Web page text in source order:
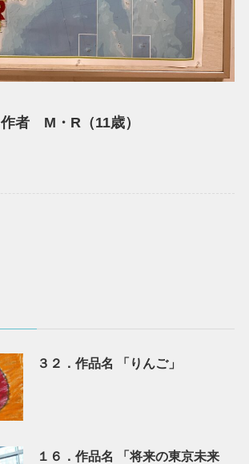
作者 M・R（11歳）
３２．作品名 「りんご」
１６．作品名 「将来の東京未来